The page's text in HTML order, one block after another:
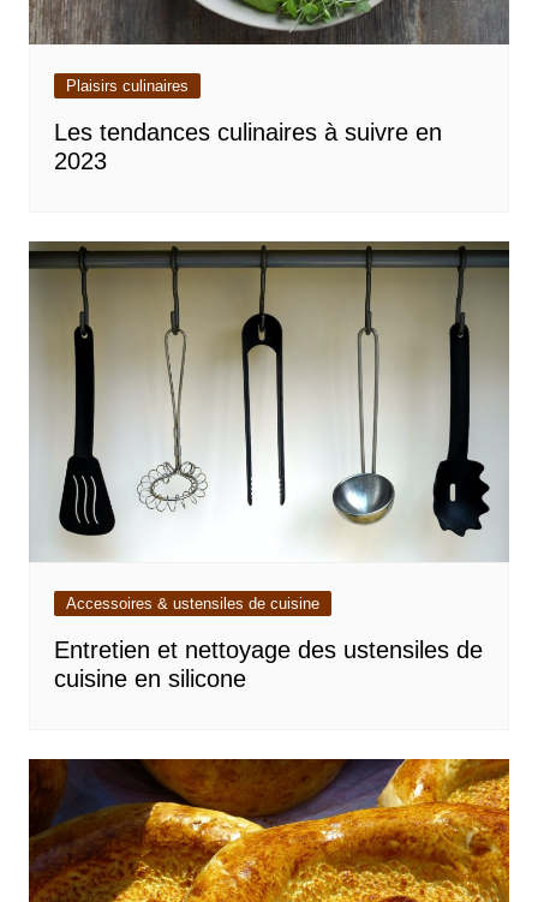
Plaisirs culinaires
Les tendances culinaires à suivre en
2023
Accessoires & ustensiles de cuisine
Entretien et nettoyage des ustensiles de
cuisine en silicone